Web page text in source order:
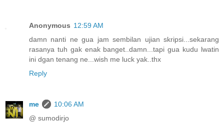
Anonymous 12:59 AM
damn nanti ne gua jam sembilan ujian skripsi...sekarang
rasanya tuh gak enak banget..damn...tapi gua kudu lwatin
ini dgan tenang ne...wish me luck yak..thx
Reply
me
10:06 AM
@ sumodirjo